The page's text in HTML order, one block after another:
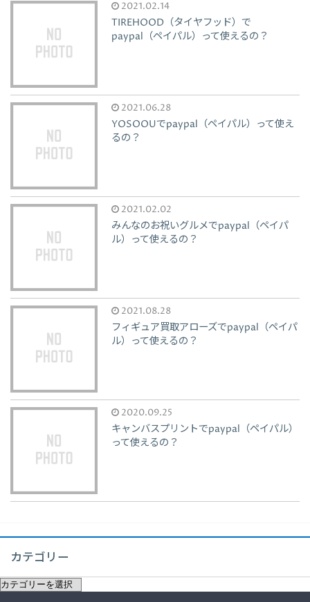
2021.02.14
TIREHOOD（タイヤフッド）で
paypal（ペイパル）って使えるの？
2021.06.28
YOSOOUでpaypal（ペイパル）って使え
るの？
2021.02.02
みんなのお祝いグルメでpaypal（ペイパ
ル）って使えるの？
2021.08.28
フィギュア買取アローズでpaypal（ペイパ
ル）って使えるの？
2020.09.25
キャンバスプリントでpaypal（ペイパル）
って使えるの？
カテゴリー